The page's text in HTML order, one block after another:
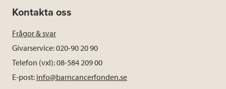
Kontakta oss
Frågor & svar
Givarservice: 020-90 20 90
Telefon (vxl): 08-584 209 00
E-post: info@barncancerfonden.se